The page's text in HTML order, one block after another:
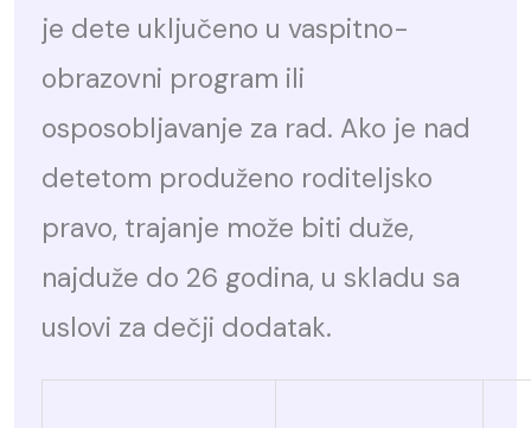
je dete uključeno u vaspitno-
obrazovni program ili
osposobljavanje za rad. Ako je nad
detetom produženo roditeljsko
pravo, trajanje može biti duže,
najduže do 26 godina, u skladu sa
uslovi za dečji dodatak.